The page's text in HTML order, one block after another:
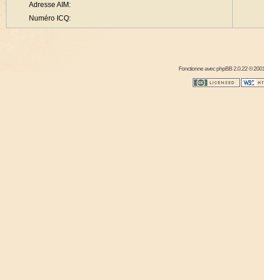
Adresse AIM:
Numéro ICQ:
Fonctionne avecphpBB2.0.22 ©